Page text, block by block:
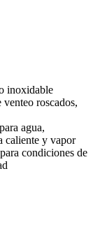
inoxidable
roscados,
agua,
caliente y vapor
condiciones de